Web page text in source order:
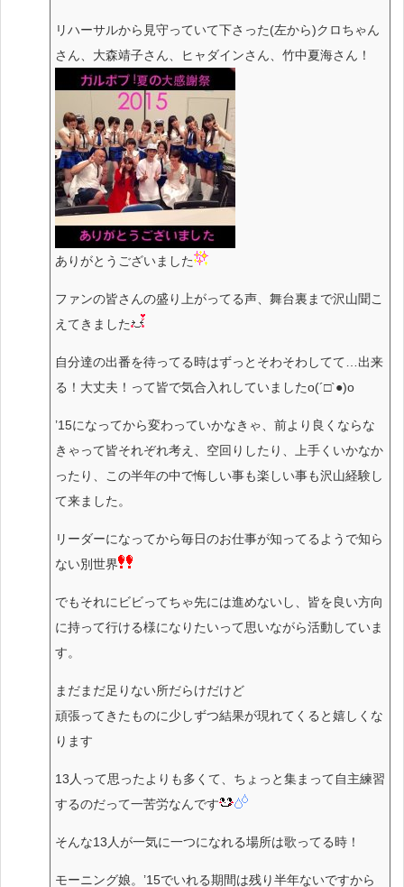
リハーサルから見守っていて下さった(左から)クロちゃん
さん、大森靖子さん、ヒャダインさん、竹中夏海さん！
ありがとうございました
ファンの皆さんの盛り上がってる声、舞台裏まで沢山聞こ
えてきました
自分達の出番を待ってる時はずっとそわそわしてて…出来
る！大丈夫！って皆で気合入れしていましたo(´□`●)o
’15になってから変わっていかなきゃ、前より良くならな
きゃって皆それぞれ考え、空回りしたり、上手くいかなか
ったり、この半年の中で悔しい事も楽しい事も沢山経験し
て来ました。
リーダーになってから毎日のお仕事が知ってるようで知ら
ない別世界
でもそれにビビってちゃ先には進めないし、皆を良い方向
に持って行ける様になりたいって思いながら活動していま
す。
まだまだ足りない所だらけだけど
頑張ってきたものに少しずつ結果が現れてくると嬉しくな
ります
13人って思ったよりも多くて、ちょっと集まって自主練習
するのだって一苦労なんです
そんな13人が一気に一つになれる場所は歌ってる時！
モーニング娘。’15でいれる期間は残り半年ないですから